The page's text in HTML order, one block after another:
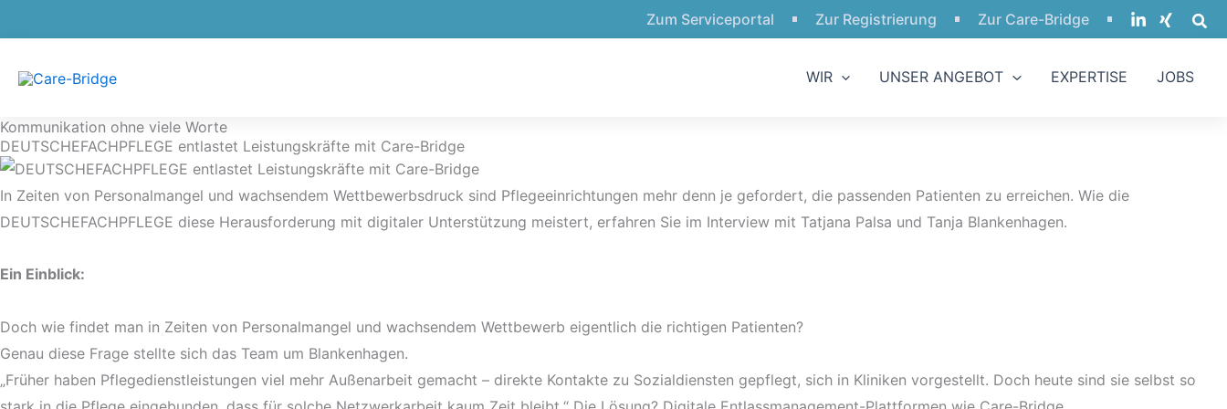
Inhalt
Zum Serviceportal Zur Registrierung Zur Care-Bridge
WIR UNSER ANGEBOT EXPERTISE JOBS
Kommunikation ohne viele Worte
DEUTSCHEFACHPFLEGE entlastet Leistungskräfte mit Care-Bridge
In Zeiten von Personalmangel und wachsendem Wettbewerbsdruck sind Pflegeeinrichtungen mehr denn je gefordert, die passenden Patienten zu erreichen. Wie die
DEUTSCHEFACHPFLEGE diese Herausforderung mit digitaler Unterstützung meistert, erfahren Sie im Interview mit Tatjana Palsa und Tanja Blankenhagen.
Ein Einblick:
Doch wie findet man in Zeiten von Personalmangel und wachsendem Wettbewerb eigentlich die richtigen Patienten?
Genau diese Frage stellte sich das Team um Blankenhagen.
„Früher haben Pflegedienstleistungen viel mehr Außenarbeit gemacht – direkte Kontakte zu Sozialdiensten gepflegt, sich in Kliniken vorgestellt. Doch heute sind sie selbst so